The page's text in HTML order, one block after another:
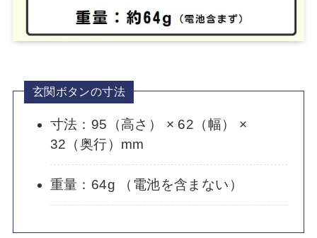
玄関ボタンの寸法
寸法：95（高さ） × 62（幅） ×
32（奥行）mm
重量：64g （電池を含まない）